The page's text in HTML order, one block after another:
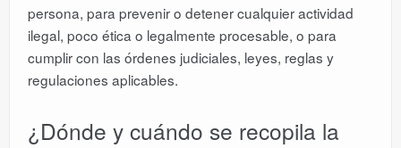
persona, para prevenir o detener cualquier actividad
ilegal, poco ética o legalmente procesable, o para
cumplir con las órdenes judiciales, leyes, reglas y
regulaciones aplicables.
¿Dónde y cuándo se recopila la